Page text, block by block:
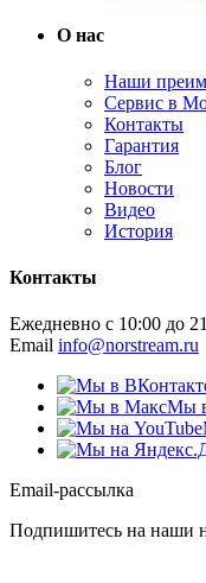
О нас
Наши
Сервис в
Контакты
Гарантия
Блог
Новости
Видео
История
Контакты
Ежедневно с 10:00 до
Email info@norstream.ru
Мы
Email-рассылка
Подпишитесь на наши